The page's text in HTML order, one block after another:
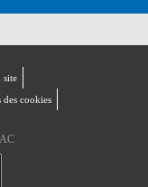
site
des cookies